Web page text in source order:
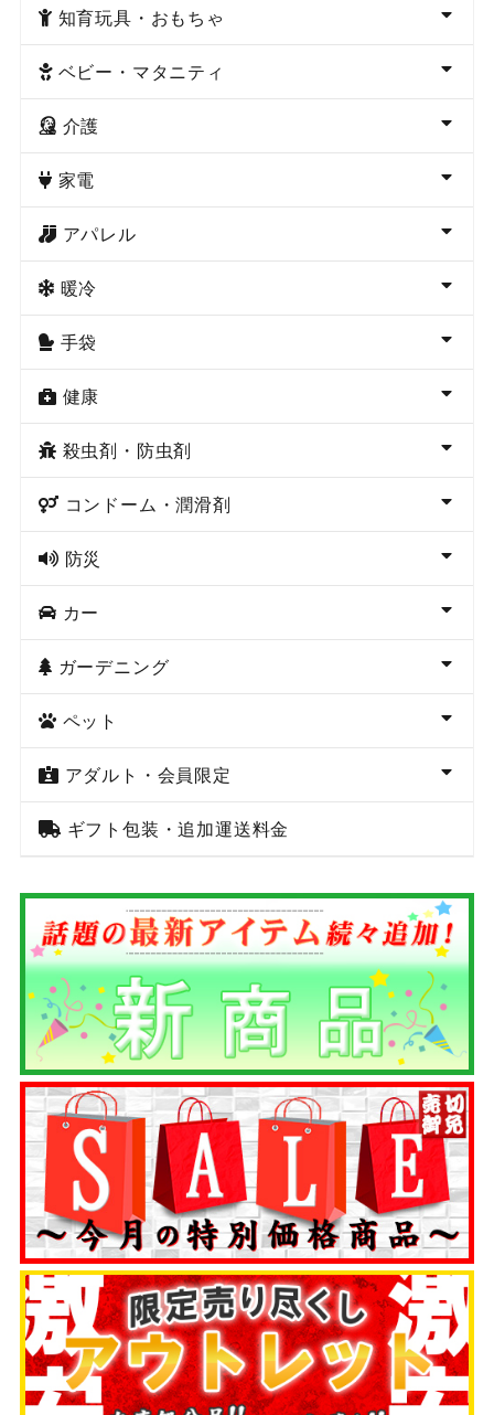
知育玩具・おもちゃ
ベビー・マタニティ
介護
家電
アパレル
暖冷
手袋
健康
殺虫剤・防虫剤
コンドーム・潤滑剤
防災
カー
ガーデニング
ペット
アダルト・会員限定
ギフト包装・追加運送料金